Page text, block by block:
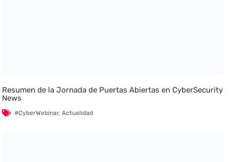
Resumen de la Jornada de Puertas Abiertas en CyberSecurity
News
#CyberWebinar,Actualidad